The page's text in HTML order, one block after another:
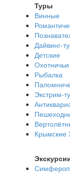
Туры
Винные
Дайвинг-
Детские
Охотничьи
Рыбалка
Экстрим-
Крымские